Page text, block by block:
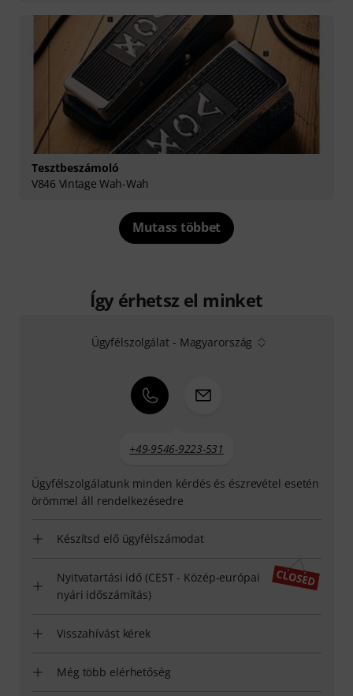
Tesztbeszámoló
V846 Vintage Wah-Wah
Mutass többet
Így érhetsz el minket
Ügyfélszolgálat - Magyarország
+49-9546-9223-531
Ügyfélszolgálatunk minden kérdés és észrevétel esetén
örömmel áll rendelkezésedre
Készítsd elő ügyfélszámodat
Nyitvatartási idő (CEST - Közép-európai
nyári időszámítás)
Visszahívást kérek
Még több elérhetőség